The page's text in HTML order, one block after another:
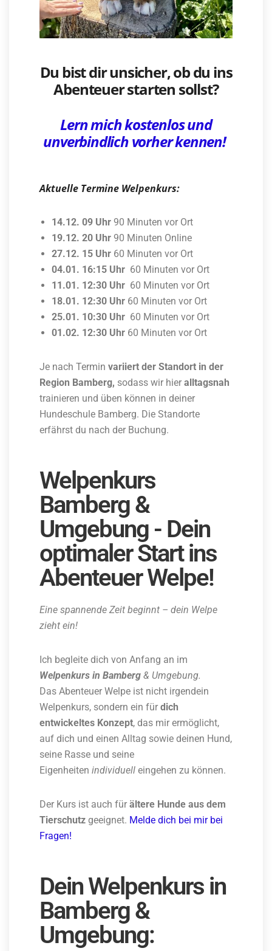
Du bist dirunsicher, ob du ins
Abenteuer starten sollst?
Lern mich kostenlos und
unverbindlich vorher kennen!
Aktuelle Termine Welpenkurs:
14.12. 09 Uhr 90 Minuten vor Ort
19.12. 20 Uhr 90 Minuten Online
27.12. 15 Uhr 60 Minuten vor Ort
04.01. 16:15 Uhr 60 Minuten vor Ort
11.01. 12:30 Uhr 60 Minuten vor Ort
18.01. 12:30 Uhr 60 Minuten vor Ort
25.01. 10:30 Uhr 60 Minuten vor Ort
01.02. 12:30 Uhr 60 Minuten vor Ort
Je nach Termin variiert der Standort in der
Region Bamberg, sodass wir hier alltagsnah
trainieren und üben können in deiner
Hundeschule Bamberg. Die Standorte
erfährst du nach der Buchung.
Welpenkurs
Bamberg &
Umgebung - Dein
optimaler Start ins
Abenteuer Welpe!
Eine spannende Zeit beginnt – dein Welpe
zieht ein!
Ich begleite dich von Anfang an im
Welpenkurs in Bamberg & Umgebung.
Das Abenteuer Welpe ist nicht irgendein
Welpenkurs, sondern ein für dich
entwickeltes Konzept, das mir ermöglicht,
auf dich und einen Alltag sowie deinen Hund,
seine Rasse und seine
Eigenheiten individuell eingehen zu können.
Der Kurs ist auch für ältere Hunde aus dem
Tierschutz geeignet. Melde dich bei mir bei
Fragen!
Dein Welpenkurs in
Bamberg &
Umgebung: